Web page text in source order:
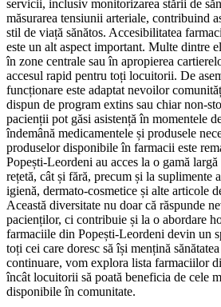
servicii, inclusiv monitorizarea stării de
măsurarea tensiunii arteriale, contribuind
stil de viață sănătos. Accesibilitatea
este un alt aspect important. Multe dintre
în zone centrale sau în apropierea
accesul rapid pentru toți locuitorii. De
funcționare este adaptat nevoilor
dispun de program extins sau chiar non-
pacienții pot găsi asistență în momentele
îndemână medicamentele și produsele
produselor disponibile în farmacii este
Popești-Leordeni au acces la o gamă
rețetă, cât și fără, precum și la suplimente
igienă, dermato-cosmetice și alte articole
Această diversitate nu doar că răspunde
pacienților, ci contribuie și la o abordare
farmaciile din Popești-Leordeni devin un
toți cei care doresc să își mențină
continuare, vom explora lista farmaciilor
încât locuitorii să poată beneficia de cele
disponibile în comunitate.